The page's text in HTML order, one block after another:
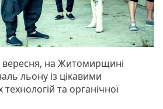
вересня, на Житомирщині
льону із цікавими
технологій та органічної